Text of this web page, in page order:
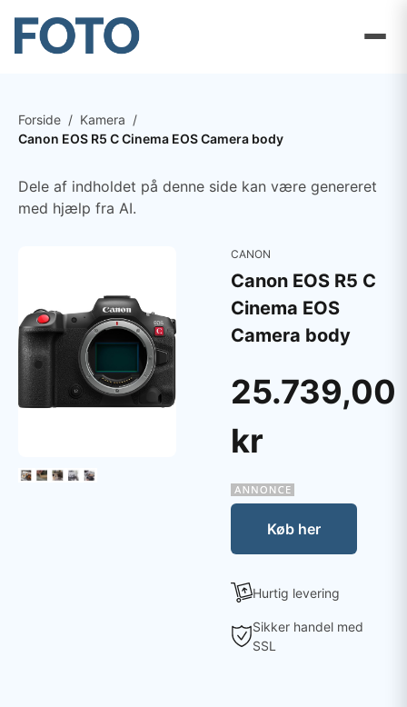
Forside / Kamera /
Canon EOS R5 C Cinema EOS Camera body
Dele af indholdet på denne side kan være genereret
med hjælp fra AI.
CANON
Canon EOS R5 C
Cinema EOS
Camera body
25.739,00
kr
Køb her
Hurtig levering
Sikker handel med
SSL